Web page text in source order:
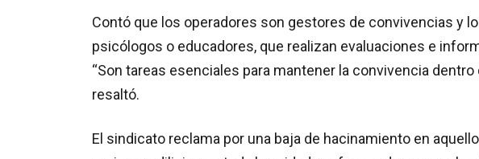
Contó que los operadores son gestores de convivencias y
psicólogos o educadores, que realizan evaluaciones e
“Son tareas esenciales para mantener la convivencia
resaltó.
El sindicato reclama por una baja de hacinamiento en